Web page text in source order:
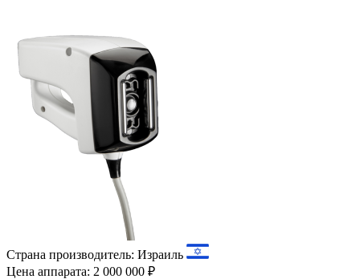
Страна производитель: Израиль
Цена аппарата: 2 000 000 ₽